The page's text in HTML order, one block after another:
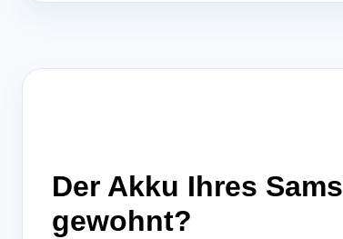
Der Akku Ihres
gewohnt?